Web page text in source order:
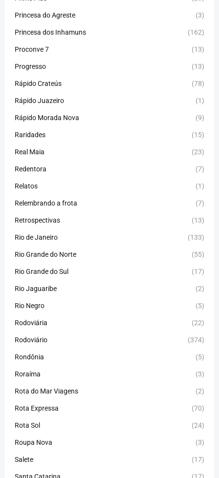
Princesa do Agreste (3)
Princesa dos Inhamuns (162)
Proconve 7 (13)
Progresso (13)
Rápido Crateús (78)
Rápido Juazeiro (1)
Rápido Morada Nova (9)
Raridades (15)
Real Maia (23)
Redentora (7)
Relatos (1)
Relembrando a frota (7)
Retrospectivas (13)
Rio de Janeiro (133)
Rio Grande do Norte (55)
Rio Grande do Sul (17)
Rio Jaguaribe (2)
Rio Negro (5)
Rodoviária (22)
Rodoviário (374)
Rondônia (5)
Roraíma (3)
Rota do Mar Viagens (2)
Rota Expressa (70)
Rota Sol (24)
Roupa Nova (3)
Salete (17)
Santa Catarina (17)